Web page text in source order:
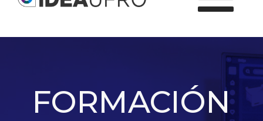
FORMACIÓN